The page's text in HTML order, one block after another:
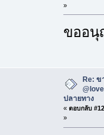
»
ขออนุ
Re:
ปลายทาง
« ตอบกลับ
»